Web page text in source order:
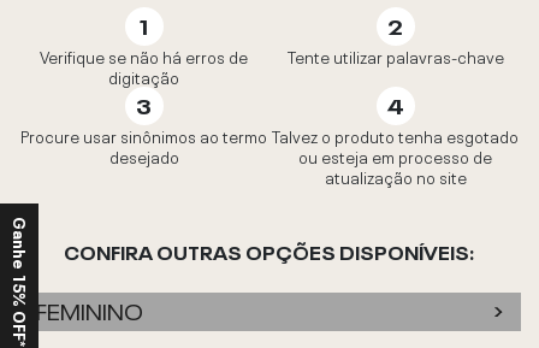
Verifique se não há erros de
digitação
Tente utilizar palavras-chave
Procure usar sinônimos ao termo
desejado
Talvez o produto tenha esgotado
ou esteja em processo de
atualização no site
CONFIRA OUTRAS OPÇÕES DISPONÍVEIS:
FEMININO
Ganhe 15% OFF*